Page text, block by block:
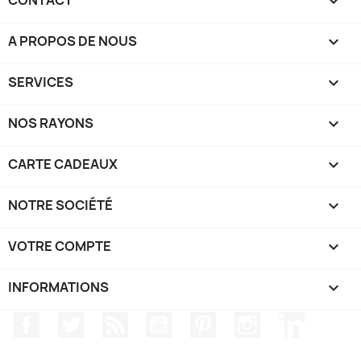
A PROPOS DE NOUS 
SERVICES 
NOS RAYONS 
CARTE CADEAUX 
NOTRE SOCIÉTÉ 
VOTRE COMPTE 
INFORMATIONS keyboard_arrow_down